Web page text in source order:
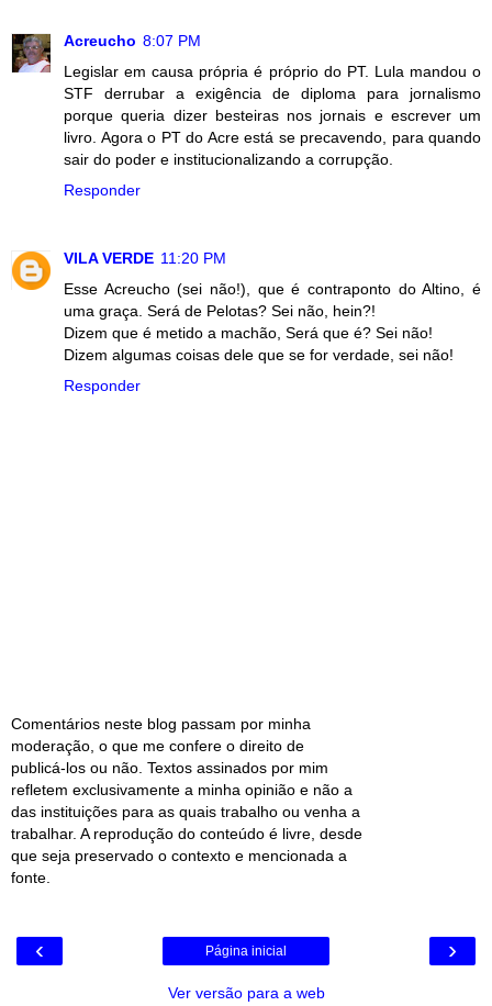
Acreucho 8:07 PM
Legislar em causa própria é próprio do PT. Lula mandou o
STF derrubar a exigência de diploma para jornalismo
porque queria dizer besteiras nos jornais e escrever um
livro. Agora o PT do Acre está se precavendo, para quando
sair do poder e institucionalizando a corrupção.
Responder
VILA VERDE 11:20 PM
Esse Acreucho (sei não!), que é contraponto do Altino, é
uma graça. Será de Pelotas? Sei não, hein?!
Dizem que é metido a machão, Será que é? Sei não!
Dizem algumas coisas dele que se for verdade, sei não!
Responder
Comentários neste blog passam por minha
moderação, o que me confere o direito de
publicá-los ou não. Textos assinados por mim
refletem exclusivamente a minha opinião e não a
das instituições para as quais trabalho ou venha a
trabalhar. A reprodução do conteúdo é livre, desde
que seja preservado o contexto e mencionada a
fonte.
‹ ›
Página inicial
Ver versão para a web